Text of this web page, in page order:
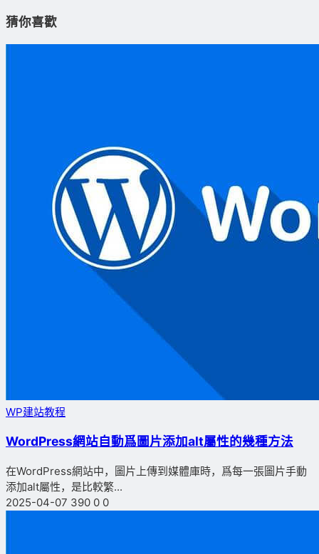
猜你喜歡
WP建站教程
WordPress網站自動爲圖片添加alt屬性的幾種方法
在WordPress網站中，圖片上傳到媒體庫時，爲每一張圖片手動
添加alt屬性，是比較繁...
2025-04-07 390 0 0